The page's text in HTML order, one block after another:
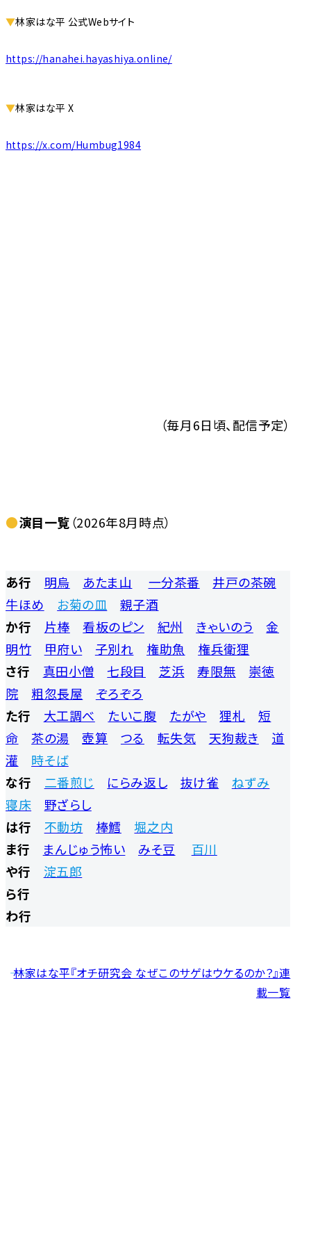
▼林家はな平 公式Webサイト
https://hanahei.hayashiya.online/
▼林家はな平 X
https://x.com/Humbug1984
（毎月6日頃、配信予定）
●演目一覧（2026年8月時点）
あ行 明烏 あたま山 一分茶番
井戸の茶碗
牛ほめ
お菊の皿
親子酒
か行
片棒 看板のピン 紀州 きゃいのう
金
明竹
甲府い 子別れ 権助魚
権兵衛狸
さ行 真田小僧 七段目 芝浜 寿限無
崇徳
院
粗忽長屋
ぞろぞろ
た行
大工調べ たいこ腹 たがや 狸札
短
命
茶の湯 壺算 つる 転失気 天狗裁き
道
灌
時そば
な行
二番煎じ にらみ返し 抜け雀
ねずみ
寝床
野ざらし
は行
不動坊 棒鱈
堀之内
ま行
まんじゅう怖い みそ豆
百川
や行
淀五郎
ら行
わ行
――林家はな平『オチ研究会 なぜこのサゲはウケるのか？』連
載一覧